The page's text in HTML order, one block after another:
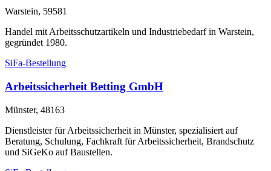
Warstein, 59581
Handel mit Arbeitsschutzartikeln und Industriebedarf in Warstein,
gegründet 1980.
SiFa-Bestellung
Arbeitssicherheit Betting GmbH
Münster, 48163
Dienstleister für Arbeitssicherheit in Münster, spezialisiert auf
Beratung, Schulung, Fachkraft für Arbeitssicherheit, Brandschutz
und SiGeKo auf Baustellen.